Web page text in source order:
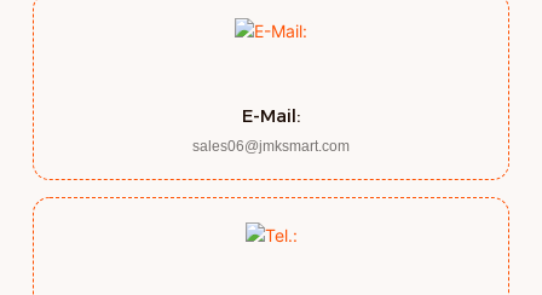
E-Mail:
sales06@jmksmart.com